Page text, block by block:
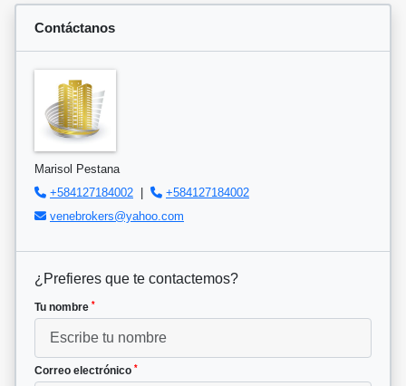
Contáctanos
Marisol Pestana
+584127184002
+584127184002
venebrokers@yahoo.com
¿Prefieres que te contactemos?
Tu nombre *
Correo electrónico *